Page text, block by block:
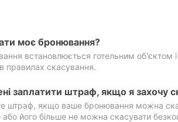
моє бронювання?
встановлюється готельним об'єктом
правилах скасування.
заплатити штраф, якщо я захочу
штраф, якщо ваше бронювання можна
або його більше не можна скасувати